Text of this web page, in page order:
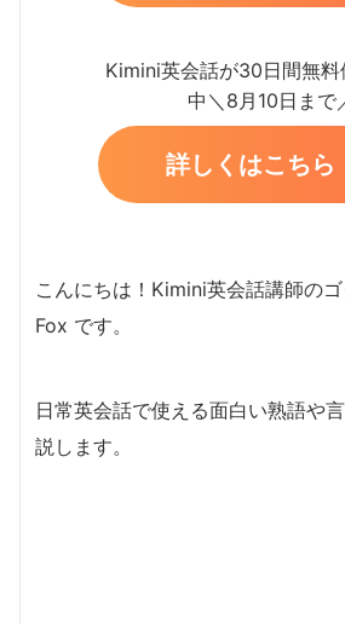
Kimini英会話が30日間無料
中＼8月10日まで
詳しくはこちら
こんにちは！Kimini英会話講師の
Fox です。
日常英会話で使える面白い熟語や
説します。